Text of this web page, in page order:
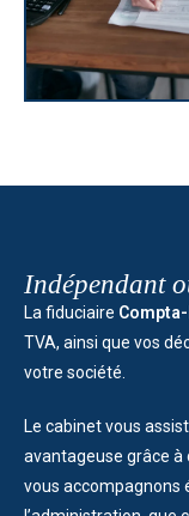
Indépendant
La fiduciaire Compta-
TVA, ainsi que vos
votre société.
Le cabinet vous
avantageuse grâce à
vous accompagnons